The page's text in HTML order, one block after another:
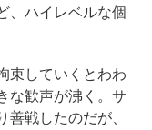
、ハイレベルな個
束していくとわわ
な歓声が沸く。サ
戦したのだが、